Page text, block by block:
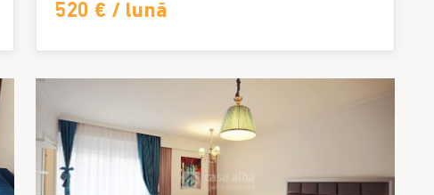
520 € / lună